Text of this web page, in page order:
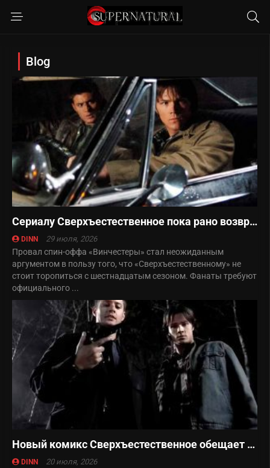
Blog
Сериалу Сверхъестественное пока рано возвращаться
DINN 29 июля, 2026
Провал спин-оффа «Винчестеры» стал неожиданным
аргументом в пользу того, что «Сверхъестественному» не
стоит торопиться с шестнадцатым сезоном. Фанаты требуют
официального ...
Новый комикс Сверхъестественное обещает вывести франшизу на новый уровень
DINN 20 июля, 2026